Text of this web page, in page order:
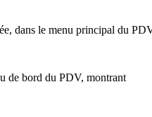
dans le menu principal du